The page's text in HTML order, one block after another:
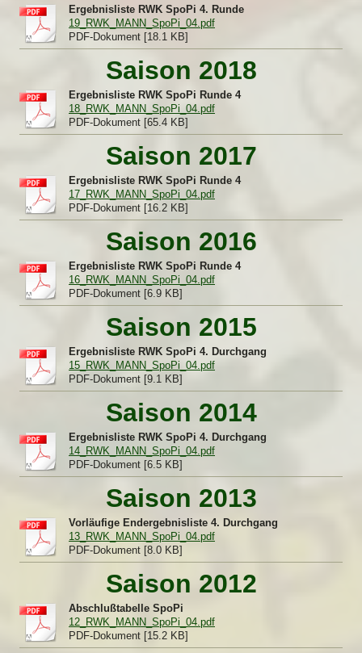
Ergebnisliste RWK SpoPi 4. Runde
19_RWK_MANN_SpoPi_04.pdf
PDF-Dokument [18.1 KB]
Saison 2018
Ergebnisliste RWK SpoPi Runde 4
18_RWK_MANN_SpoPi_04.pdf
PDF-Dokument [65.4 KB]
Saison 2017
Ergebnisliste RWK SpoPi Runde 4
17_RWK_MANN_SpoPi_04.pdf
PDF-Dokument [16.2 KB]
Saison 2016
Ergebnisliste RWK SpoPi Runde 4
16_RWK_MANN_SpoPi_04.pdf
PDF-Dokument [6.9 KB]
Saison 2015
Ergebnisliste RWK SpoPi 4. Durchgang
15_RWK_MANN_SpoPi_04.pdf
PDF-Dokument [9.1 KB]
Saison 2014
Ergebnisliste RWK SpoPi 4. Durchgang
14_RWK_MANN_SpoPi_04.pdf
PDF-Dokument [6.5 KB]
Saison 2013
Vorläufige Endergebnisliste 4. Durchgang
13_RWK_MANN_SpoPi_04.pdf
PDF-Dokument [8.0 KB]
Saison 2012
Abschlußtabelle SpoPi
12_RWK_MANN_SpoPi_04.pdf
PDF-Dokument [15.2 KB]